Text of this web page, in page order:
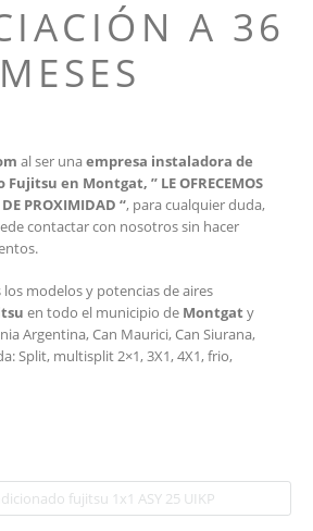
A 36
MESES
al ser unaempresa instaladora de
en Montgat, ” LE OFRECEMOS
DE PROXIMIDAD “, para cualquier duda,
contactar con nosotros sin hacer
modelos y potencias de aires
en todo el municipio de Montgat y
Argentina, Can Maurici, Can Siurana,
Split, multisplit 2×1, 3X1, 4X1, frio,